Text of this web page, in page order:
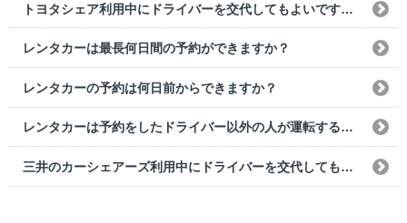
トヨタシェア利用中にドライバーを交代してもよいですか？
レンタカーは最長何日間の予約ができますか？
レンタカーの予約は何日前からできますか？
レンタカーは予約をしたドライバー以外の人が運転することはできますか？
三井のカーシェアーズ利用中にドライバーを交代してもよいですか？